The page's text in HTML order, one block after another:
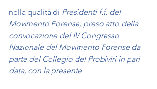
nella qualità di Presidenti f.f. del
Movimento Forense, preso atto della
convocazione del IV Congresso
Nazionale del Movimento Forense da
parte del Collegio del Probiviri in pari
data, con la presente